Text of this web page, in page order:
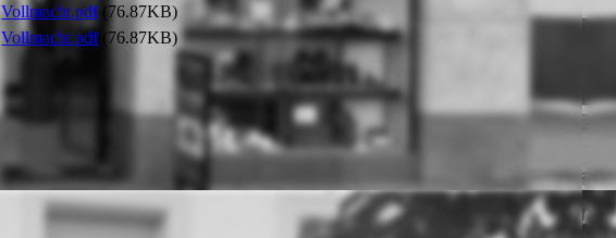
Vollmacht.pdf(76.87KB)
Vollmacht.pdf(76.87KB)